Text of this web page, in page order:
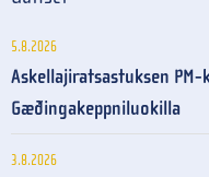
5.8.2026
Askellajiratsastuksen
Gæðingakeppniluokilla
3.8.2026